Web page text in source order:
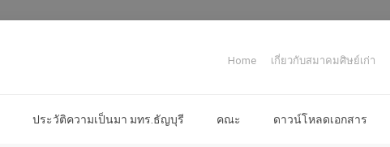
ประวัติความเป็นมา มทร.ธัญบุรี คณะ ดาวน์โหลดเอกสาร
Home เกี่ยวกับสมาคมศิษย์เก่า